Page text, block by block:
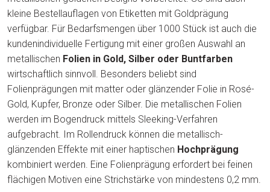
kleine Bestellauflagen von Etiketten mit Goldprägung
verfügbar. Für Bedarfsmengen über 1000 Stück ist auch die
kundenindividuelle Fertigung mit einer großen Auswahl an
metallischen Folien in Gold, Silber oder Buntfarben
wirtschaftlich sinnvoll. Besonders beliebt sind
Folienprägungen mit matter oder glänzender Folie in Rosé-
Gold, Kupfer, Bronze oder Silber. Die metallischen Folien
werden im Bogendruck mittels Sleeking-Verfahren
aufgebracht. Im Rollendruck können die metallisch-
glänzenden Effekte mit einer haptischen Hochprägung
kombiniert werden. Eine Folienprägung erfordert bei feinen
flächigen Motiven eine Strichstärke von mindestens 0,2 mm.